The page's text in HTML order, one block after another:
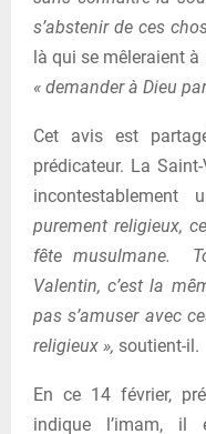
s’abstenir de ces
là qui se mêleraient
« demander à Dieu
Cet avis est
prédicateur. La
purement religieux,
fête musulmane.
Valentin, c’est la
pas s’amuser avec
religieux », soutient-il.
En ce 14 février,
indique l’imam, il